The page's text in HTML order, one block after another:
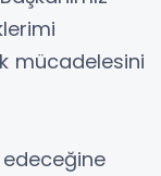
mücadelesini